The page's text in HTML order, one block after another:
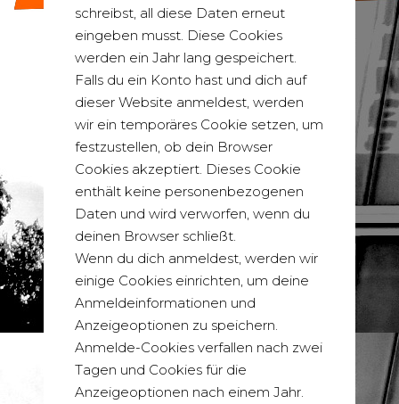
schreibst, all diese Daten erneut
eingeben musst. Diese Cookies
werden ein Jahr lang gespeichert.
Falls du ein Konto hast und dich auf
dieser Website anmeldest, werden
wir ein temporäres Cookie setzen, um
festzustellen, ob dein Browser
Cookies akzeptiert. Dieses Cookie
enthält keine personenbezogenen
Daten und wird verworfen, wenn du
deinen Browser schließt.
Wenn du dich anmeldest, werden wir
einige Cookies einrichten, um deine
Anmeldeinformationen und
Anzeigeoptionen zu speichern.
Anmelde-Cookies verfallen nach zwei
Tagen und Cookies für die
Anzeigeoptionen nach einem Jahr.